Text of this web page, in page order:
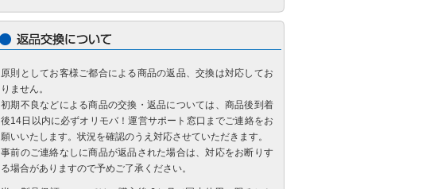
原則としてお客様ご都合による商品の返品、交換は対応してお
りません。
初期不良などによる商品の交換・返品については、商品後到着
後14日以内に必ずオリモバ！運営サポート窓口までご連絡をお
願いいたします。状況を確認のうえ対応させていただきます。
事前のご連絡なしに商品が返品された場合は、対応をお断りす
る場合がありますので予めご了承ください。